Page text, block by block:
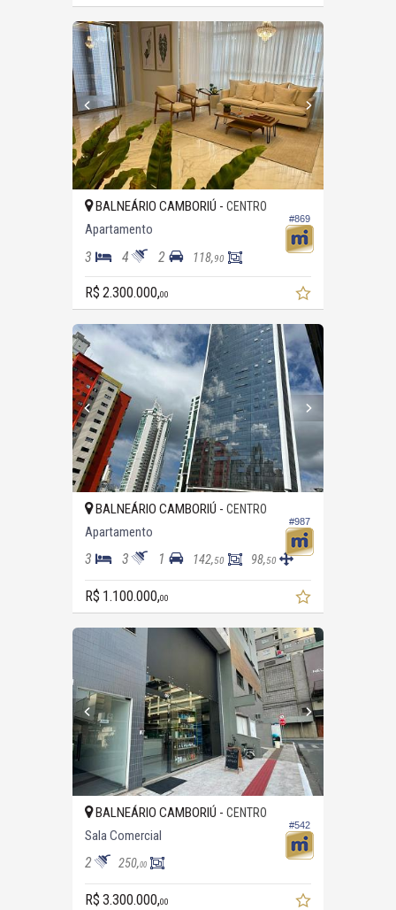
#869
BALNEÁRIO CAMBORIÚ - CENTRO
Apartamento
3 4 2 118,90
R$ 2.300.000,00
#987
BALNEÁRIO CAMBORIÚ - CENTRO
Apartamento
3 3 1 142,50 98,50
R$ 1.100.000,00
#542
BALNEÁRIO CAMBORIÚ - CENTRO
Sala Comercial
2 250,00
R$ 3.300.000,00